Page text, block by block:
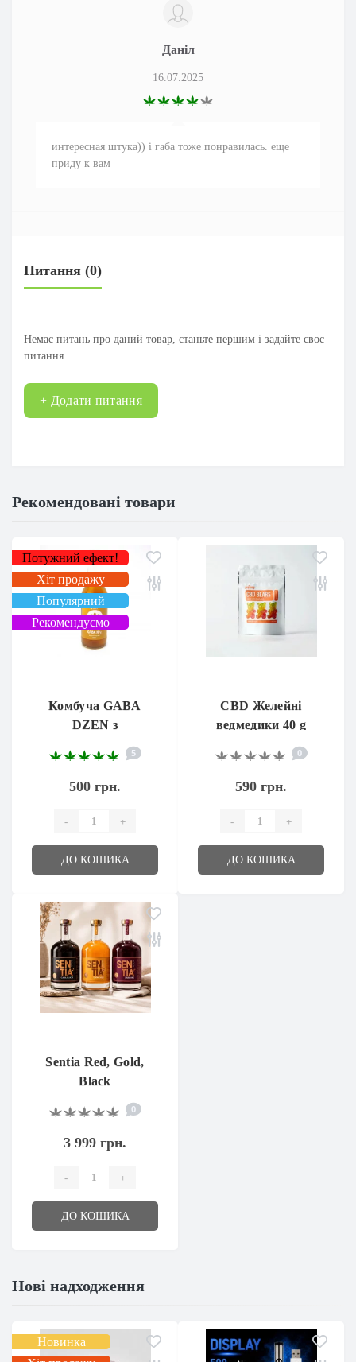
Даніл
16.07.2025
интересная штука)) і габа тоже понравилась. еще
приду к вам
Питання (0)
Немає питань про даний товар, станьте першим і задайте своє
питання.
+ Додати питання
Рекомендовані товари
Потужний ефект!
Хіт продажу
Популярний
Рекомендуємо
Комбуча GABA
DZEN з
екстрактом чаю
габа
5
500 грн.
- +
ДО КОШИКА
CBD Желейні
ведмедики 40 g
0
590 грн.
- +
ДО КОШИКА
Sentia Red, Gold,
Black
0
3 999 грн.
- +
ДО КОШИКА
Нові надходження
Новинка